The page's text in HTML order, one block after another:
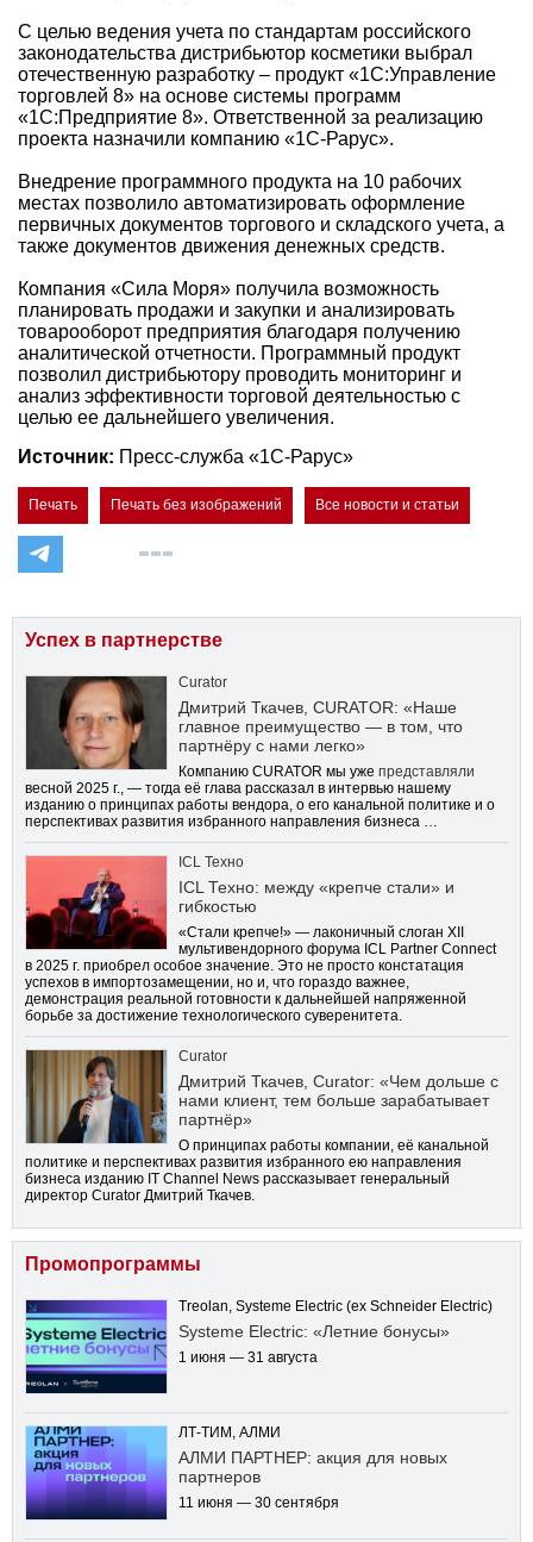
С целью ведения учета по стандартам российского
законодательства дистрибьютор косметики выбрал
отечественную разработку – продукт «1С:Управление
торговлей 8» на основе системы программ
«1С:Предприятие 8». Ответственной за реализацию
проекта назначили компанию «1С-Рарус».
Внедрение программного продукта на 10 рабочих
местах позволило автоматизировать оформление
первичных документов торгового и складского учета, а
также документов движения денежных средств.
Компания «Сила Моря» получила возможность
планировать продажи и закупки и анализировать
товарооборот предприятия благодаря получению
аналитической отчетности. Программный продукт
позволил дистрибьютору проводить мониторинг и
анализ эффективности торговой деятельностью с
целью ее дальнейшего увеличения.
Источник: Пресс-служба «1С-Рарус»
Печать Печать без изображений Все новости и статьи
Успех в партнерстве
Curator
Дмитрий Ткачев, CURATOR: «Наше
главное преимущество — в том, что
партнёру с нами легко»
Компанию CURATOR мы уже представляли
весной 2025 г., — тогда её глава рассказал в интервью нашему
изданию о принципах работы вендора, о его канальной политике и о
перспективах развития избранного направления бизнеса …
ICL Техно
ICL Техно: между «крепче стали» и
гибкостью
«Стали крепче!» — лаконичный слоган XII
мультивендорного форума ICL Partner Connect
в 2025 г. приобрел особое значение. Это не просто констатация
успехов в импортозамещении, но и, что гораздо важнее,
демонстрация реальной готовности к дальнейшей напряженной
борьбе за достижение технологического суверенитета.
Curator
Дмитрий Ткачев, Curator: «Чем дольше с
нами клиент, тем больше зарабатывает
партнёр»
О принципах работы компании, её канальной
политике и перспективах развития избранного ею направления
бизнеса изданию IT Channel News рассказывает генеральный
директор Curator Дмитрий Ткачев.
Промопрограммы
Treolan, Systeme Electric (ex Schneider Electric)
Systeme Electric: «Летние бонусы»
1 июня — 31 августа
ЛТ-ТИМ, АЛМИ
АЛМИ ПАРТНЕР: акция для новых
партнеров
11 июня — 30 сентября